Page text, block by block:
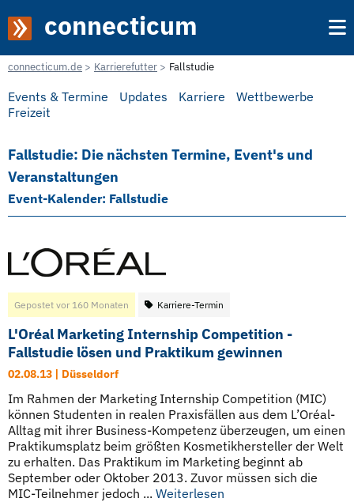
connecticum
connecticum.de Karrierefutter Fallstudie
Events & Termine Updates Karriere
Wettbewerbe
Freizeit
Fallstudie: Die nächsten Termine, Event's und
Veranstaltungen
Event-Kalender: Fallstudie
Gepostet vor 160 Monaten Karriere-Termin
L'Oréal Marketing Internship Competition -
Fallstudie lösen und Praktikum gewinnen
02.08.13 | Düsseldorf
Im Rahmen der Marketing Internship Competition (MIC)
können Studenten in realen Praxisfällen aus dem L’Oréal-
Alltag mit ihrer Business-Kompetenz überzeugen, um einen
Praktikumsplatz beim größten Kosmetikhersteller der Welt
zu erhalten. Das Praktikum im Marketing beginnt ab
September oder Oktober 2013. Zuvor müssen sich die
MIC-Teilnehmer jedoch ... Weiterlesen